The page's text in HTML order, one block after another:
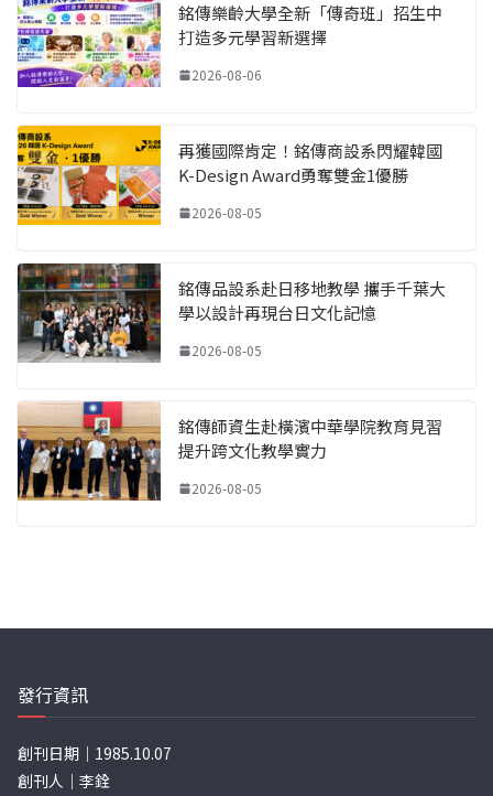
銘傳樂齡大學全新「傳奇班」招生中
打造多元學習新選擇
2026-08-06
再獲國際肯定！銘傳商設系閃耀韓國
K-Design Award勇奪雙金1優勝
2026-08-05
銘傳品設系赴日移地教學 攜手千葉大
學以設計再現台日文化記憶
2026-08-05
銘傳師資生赴橫濱中華學院教育見習
提升跨文化教學實力
2026-08-05
發行資訊
創刊日期｜1985.10.07
創刊人｜李銓